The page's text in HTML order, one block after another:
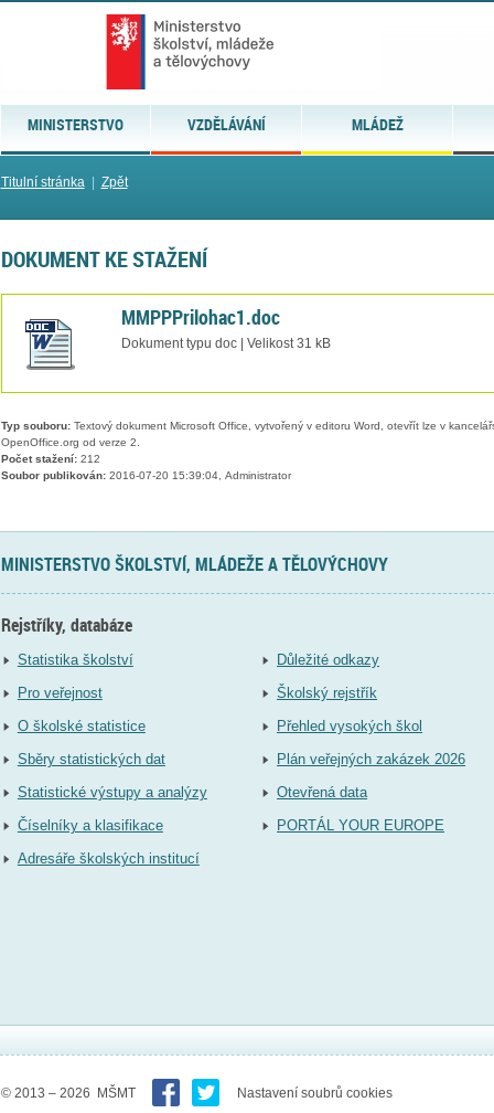
MINISTERSTVO VZDĚLÁVÁNÍ MLÁDEŽ
Titulní stránka| Zpět
DOKUMENT KE STAŽENÍ
MMPPPrilohac1.doc
Dokument typu doc | Velikost 31 kB
Typ souboru:Textový dokument Microsoft Office, vytvořený v editoru Word, otevřít lze v
OpenOffice.org od verze 2.
Počet stažení:212
Soubor publikován:2016-07-20 15:39:04, Administrator
MINISTERSTVO ŠKOLSTVÍ, MLÁDEŽE A TĚLOVÝCHOVY
Rejstříky, databáze
Statistika školství
Pro veřejnost
O školské statistice
Sběry statistických dat
Statistické výstupy a analýzy
Číselníky a klasifikace
Adresáře školských institucí
Důležité odkazy
Školský rejstřík
Přehled vysokých škol
Plán veřejných zakázek 2026
Otevřená data
PORTÁL YOUR EUROPE
© 2013 – 2026 MŠMT Nastavení soubrů cookies